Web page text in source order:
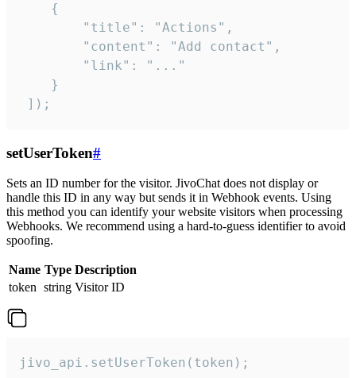
    {
        "title": "Actions",
        "content": "Add contact",
        "link": "..."
    }
]);
setUserToken#
Sets an ID number for the visitor. JivoChat does not display or
handle this ID in any way but sends it in Webhook events. Using
this method you can identify your website visitors when processing
Webhooks. We recommend using a hard-to-guess identifier to avoid
spoofing.
Name Type Description
token string Visitor ID
jivo_api.setUserToken(token);